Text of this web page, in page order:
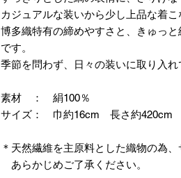
カジュアルな装いから少し上品な着こ
博多織特有の締めやすさと、きゅっ
です。
季節を問わず、日々の装いに取り入れ
素材 ： 絹100％
サイズ： 巾約16cm 長さ約420cm
＊天然繊維を主原料とした織物の為
あらかじめご了承ください。